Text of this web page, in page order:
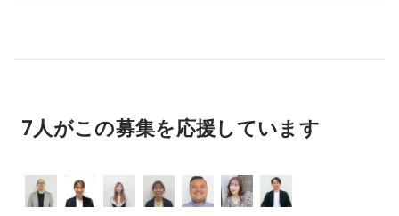
7人がこの募集を応援しています